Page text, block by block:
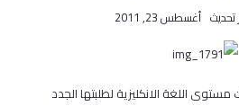
تحديث أغسطس 23, 2011
اللغة الانكليزية لطلبتها الجدد